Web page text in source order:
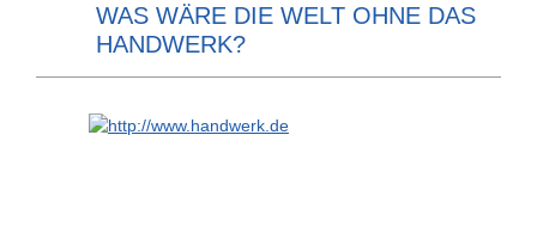
WAS WÄRE DIE WELT OHNE DAS
HANDWERK?